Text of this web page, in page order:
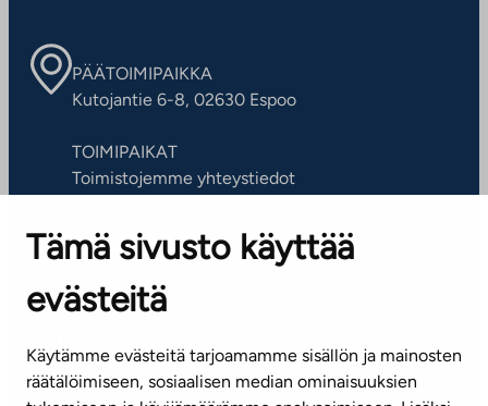
Tämä sivusto käyttää
evästeitä
Käytämme evästeitä tarjoamamme sisällön ja mainosten
räätälöimiseen, sosiaalisen median ominaisuuksien
PÄÄTOIMIPAIKKA
Kutojantie 6-8, 02630 Espoo
TOIMIPAIKAT
Toimistojemme yhteystiedot
ASIAKASPALVELUKESKUS
Puh. 045 7734 3777
(arkisin klo 8-16)
info@ta.fi